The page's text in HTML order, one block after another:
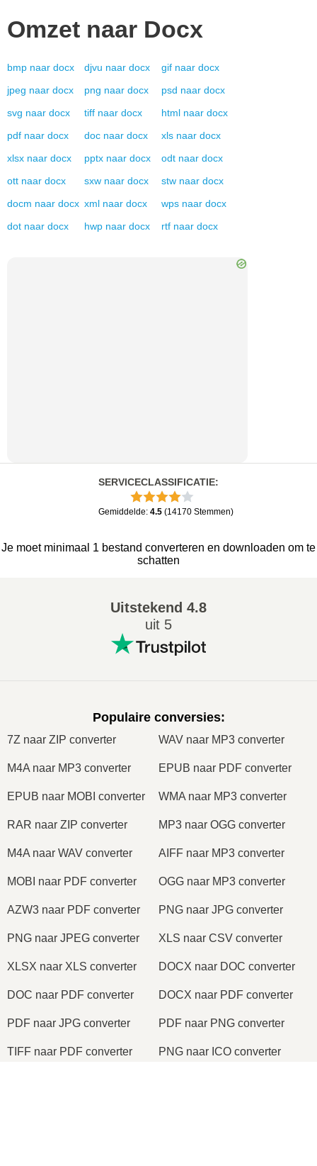
Omzet naar Docx
bmp naar docx djvu naar docx gif naar docx
jpeg naar docx png naar docx psd naar docx
svg naar docx tiff naar docx html naar docx
pdf naar docx doc naar docx xls naar docx
xlsx naar docx pptx naar docx odt naar docx
ott naar docx sxw naar docx stw naar docx
docm naar docx xml naar docx wps naar docx
dot naar docx hwp naar docx rtf naar docx
SERVICECLASSIFICATIE:
Gemiddelde: 4.5 (14170 Stemmen)
Je moet minimaal 1 bestand converteren en downloaden om te
schatten
Uitstekend 4.8
uit 5
Populaire conversies:
7Z naar ZIP converter WAV naar MP3 converter
M4A naar MP3 converter EPUB naar PDF converter
EPUB naar MOBI converter WMA naar MP3 converter
RAR naar ZIP converter MP3 naar OGG converter
M4A naar WAV converter AIFF naar MP3 converter
MOBI naar PDF converter OGG naar MP3 converter
AZW3 naar PDF converter PNG naar JPG converter
PNG naar JPEG converter XLS naar CSV converter
XLSX naar XLS converter DOCX naar DOC converter
DOC naar PDF converter DOCX naar PDF converter
PDF naar JPG converter PDF naar PNG converter
TIFF naar PDF converter PNG naar ICO converter